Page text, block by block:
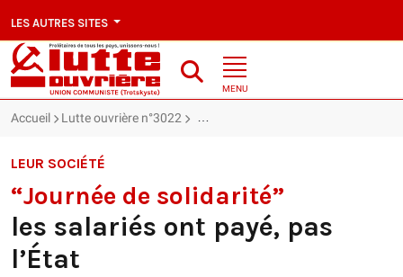
LES AUTRES SITES
MENU
Accueil Lutte ouvrière n°3022 “Journée de solidarité” : les salariés
LEUR SOCIÉTÉ
“Journée de solidarité”
les salariés ont payé, pas
l’État